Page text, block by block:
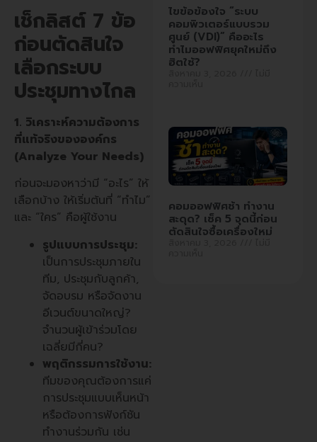
เช็กลิสต์ 7 ข้อ
ก่อนตัดสินใจ
เลือกระบบ
ประชุมทางไกล
1. วิเคราะห์ความต้องการ
ที่แท้จริงขององค์กร
(Analyze Your Needs)
ก่อนจะมองหาว่ามี “อะไร” ให้
เลือกบ้าง ให้เริ่มต้นที่ “ทำไม”
และ “ใคร” คือผู้ใช้งาน
รูปแบบการประชุม:
เป็นการประชุมภายใน
ทีม, ประชุมกับลูกค้า,
จัดอบรม หรือจัดงาน
อีเวนต์ขนาดใหญ่?
จำนวนผู้เข้าร่วมโดย
เฉลี่ยมีกี่คน?
พฤติกรรมการใช้งาน:
ทีมของคุณต้องการแค่
การประชุมแบบเห็นหน้า
หรือต้องการฟังก์ชัน
ทำงานร่วมกัน เช่น
ไขข้อข้องใจ “ระบบ
คอมพิวเตอร์แบบรวม
ศูนย์ (VDI)” คืออะไร
ทำไมออฟฟิศยุคใหม่ถึง
ฮิตใช้?
คอมออฟฟิศช้า ทำงาน
สะดุด? เช็ค 5 จุดนี้ก่อน
ตัดสินใจซื้อเครื่องใหม่